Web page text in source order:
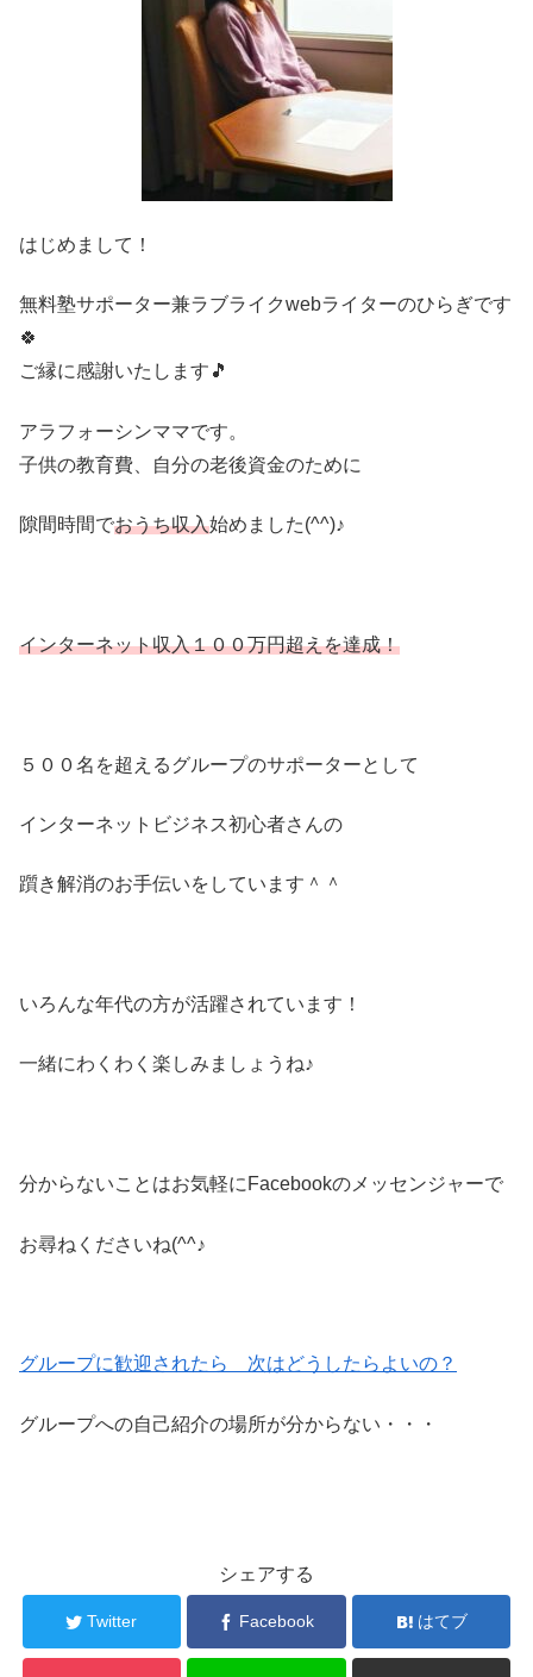
はじめまして！
無料塾サポーター兼ラブライクwebライターのひらぎです
🍀
ご縁に感謝いたします🎵
アラフォーシンママです。
子供の教育費、自分の老後資金のために
隙間時間でおうち収入始めました(^^)♪
インターネット収入１００万円超えを達成！
５００名を超えるグループのサポーターとして
インターネットビジネス初心者さんの
躓き解消のお手伝いをしています＾＾
いろんな年代の方が活躍されています！
一緒にわくわく楽しみましょうね♪
分からないことはお気軽にFacebookのメッセンジャーで
お尋ねくださいね(^^♪
グループに歓迎されたら 次はどうしたらよいの？
グループへの自己紹介の場所が分からない・・・
シェアする
Twitter Facebook はてブ